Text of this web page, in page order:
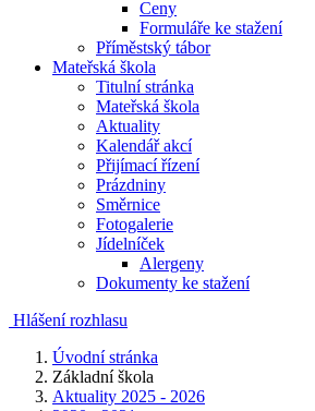
Ceny
Formuláře ke stažení
Příměstský tábor
Mateřská škola
Titulní stránka
Mateřská škola
Aktuality
Kalendář akcí
Přijímací řízení
Prázdniny
Směrnice
Fotogalerie
Jídelníček
Alergeny
Dokumenty ke stažení
Hlášení rozhlasu
Úvodní stránka
Základní škola
Aktuality 2025 - 2026